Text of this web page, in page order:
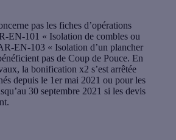
pas les fiches d’opérations
EN-101 « Isolation de combles ou
EN-103 « Isolation d’un plancher
pas de Coup de Pouce. En
la bonification x2 s’est arrêtée
depuis le 1er mai 2021 ou pour les
30 septembre 2021 si les devis